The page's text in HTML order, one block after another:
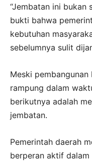
“Jembatan ini
bukti bahwa
kebutuhan
sebelumnya sulit
Meski
rampung dalam
berikutnya adalah
jembatan.
Pemerintah daerah
berperan aktif